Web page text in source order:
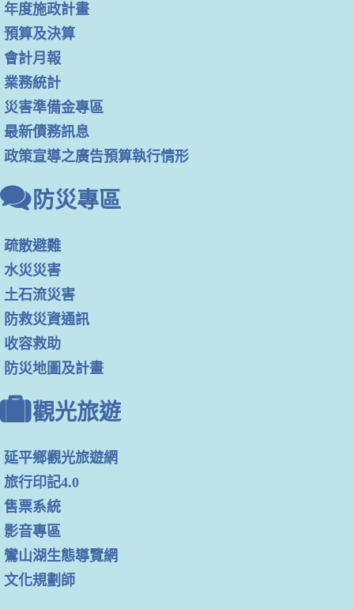
年度施政計畫
預算及決算
會計月報
業務統計
災害準備金專區
最新債務訊息
政策宣導之廣告預算執行情形
防災專區
疏散避難
水災災害
土石流災害
防救災資通訊
收容救助
防災地圖及計畫
觀光旅遊
延平鄉觀光旅遊網
旅行印記4.0
售票系統
影音專區
鸞山湖生態導覽網
文化規劃師